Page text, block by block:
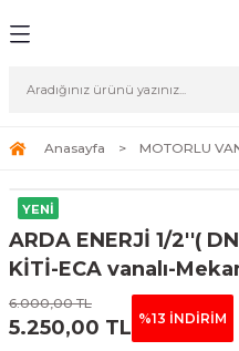
KASET TİPİ FAN COİLLER
FAN COİLLER
FAN COİLLER
COİLLER
KAZANLAR
APAREYLERİ
APAREYLERİ
APAREYLERİ
Anasayfa MOTORLU
YENİ
ARDA ENERJİ 1/2''(
KİTİ-ECA vanalı-
6.000,00 TL
5.250,00 TL %13 İNDİRİM